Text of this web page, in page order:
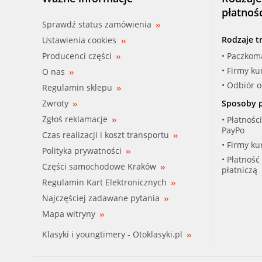
Sprawdź status zamówienia
Ustawienia cookies
Producenci części
O nas
Regulamin sklepu
Zwroty
Zgłoś reklamacje
Czas realizacji i koszt transportu
Polityka prywatności
Części samochodowe Kraków
Regulamin Kart Elektronicznych
Najczęściej zadawane pytania
Mapa witryny
Klasyki i youngtimery - Otoklasyki.pl
Rodzaje
•
• Firmy
• Odbiór
Sposoby
•
PayPo
• Firmy
•
płatniczą